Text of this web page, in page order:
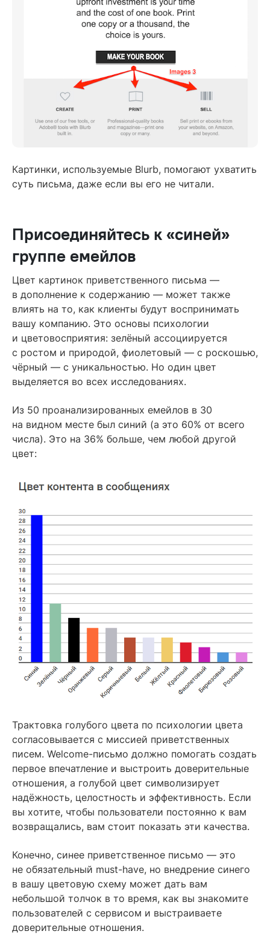
Картинки, используемые Blurb, помогают ухватить
суть письма, даже если вы его не читали.
Присоединяйтесь к «синей»
группе емейлов
Цвет картинок приветственного письма —
в дополнение к содержанию — может также
влиять на то, как клиенты будут воспринимать
вашу компанию. Это основы психологии
и цветовосприятия: зелёный ассоциируется
с ростом и природой, фиолетовый — с роскошью,
чёрный — с уникальностью. Но один цвет
выделяется во всех исследованиях.
Из 50 проанализированных емейлов в 30
на видном месте был синий (а это 60% от всего
числа). Это на 36% больше, чем любой другой
цвет:
Трактовка голубого цвета по психологии цвета
согласовывается с миссией приветственных
писем. Welcome-письмо должно помогать создать
первое впечатление и выстроить доверительные
отношения, а голубой цвет символизирует
надёжность, целостность и эффективность. Если
вы хотите, чтобы пользователи постоянно к вам
возвращались, вам стоит показать эти качества.
Конечно, синее приветственное письмо — это
не обязательный must-have, но внедрение синего
в вашу цветовую схему может дать вам
небольшой толчок в то время, как вы знакомите
пользователей с сервисом и выстраиваете
доверительные отношения.